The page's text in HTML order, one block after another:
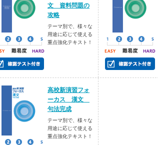
文 資料問題の
攻略
テーマ別で、様々な
用途に応じて使える
重点強化テキスト！
高校新演習フォ
ーカス 漢文
句法完成
テーマ別で、様々な
用途に応じて使える
重点強化テキスト！